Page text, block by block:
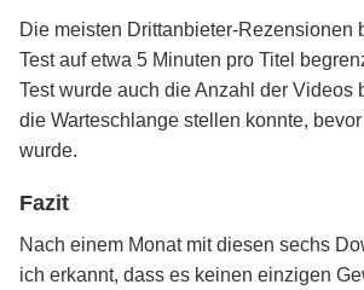
Die meisten Drittanbieter-Rezensionen
Test auf etwa 5 Minuten pro Titel
Test wurde auch die Anzahl der Videos
die Warteschlange stellen konnte,
wurde.
Fazit
Nach einem Monat mit diesen sechs
ich erkannt, dass es keinen einzigen